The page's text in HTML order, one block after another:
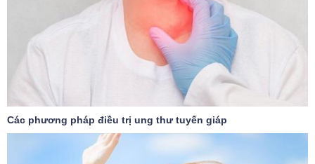
Các phương pháp điều trị ung thư tuyến giáp